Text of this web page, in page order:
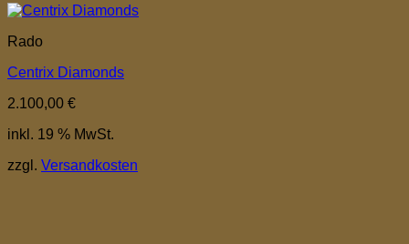
Rado
Centrix Diamonds
2.100,00 €
inkl. 19 % MwSt.
zzgl. Versandkosten